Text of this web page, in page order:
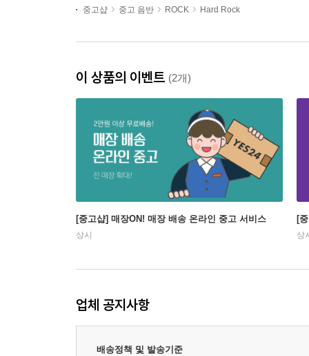
중고샵 중고 음반 ROCK Hard Rock
이 상품의 이벤트 (2개)
[중고샵] 매장ON! 매장 배송 온라인 중고 서비스
상시
[
상
업체 공지사항
배송정책 및 발송기준